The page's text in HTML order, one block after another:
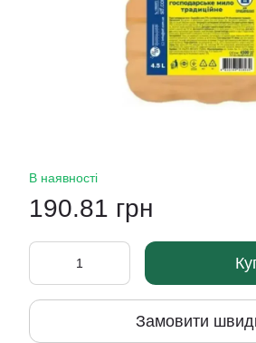
В наявності
190.81 грн
Замовити